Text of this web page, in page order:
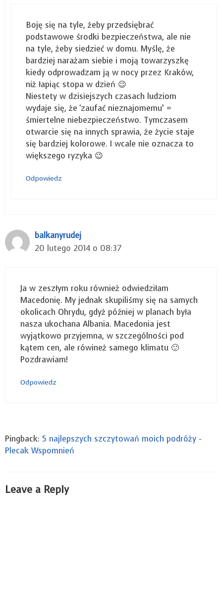
Boję się na tyle, żeby przedsiębrać
podstawowe środki bezpieczeństwa, ale nie
na tyle, żeby siedzieć w domu. Myślę, że
bardziej narażam siebie i moją towarzyszkę
kiedy odprowadzam ją w nocy przez Kraków,
niż łapiąc stopa w dzień 😉
Niestety w dzisiejszych czasach ludziom
wydaje się, że 'zaufać nieznajomemu’ =
śmiertelne niebezpieczeństwo. Tymczasem
otwarcie się na innych sprawia, że życie staje
się bardziej kolorowe. I wcale nie oznacza to
większego ryzyka 😉
Odpowiedz
balkanyrudej
20 lutego 2014 o 08:37
Ja w zeszłym roku również odwiedziłam
Macedonię. My jednak skupiliśmy się na samych
okolicach Ohrydu, gdyż później w planach była
nasza ukochana Albania. Macedonia jest
wyjątkowo przyjemna, w szczególności pod
kątem cen, ale rówineż samego klimatu 🙂
Pozdrawiam!
Odpowiedz
Pingback: 5 najlepszych szczytowań moich podróży -
Plecak Wspomnień
Leave a Reply